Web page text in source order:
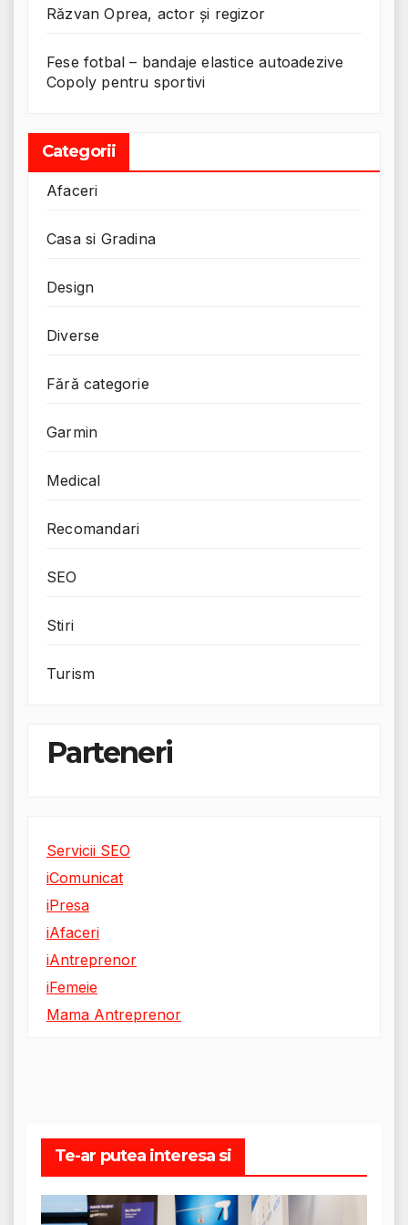
Răzvan Oprea, actor și regizor
Fese fotbal – bandaje elastice autoadezive
Copoly pentru sportivi
Categorii
Afaceri
Casa si Gradina
Design
Diverse
Fără categorie
Garmin
Medical
Recomandari
SEO
Stiri
Turism
Parteneri
Servicii SEO
iComunicat
iPresa
iAfaceri
iAntreprenor
iFemeie
Mama Antreprenor
Te-ar putea interesa si